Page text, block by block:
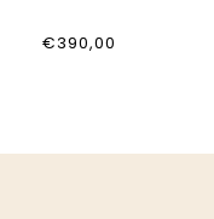
€390,00